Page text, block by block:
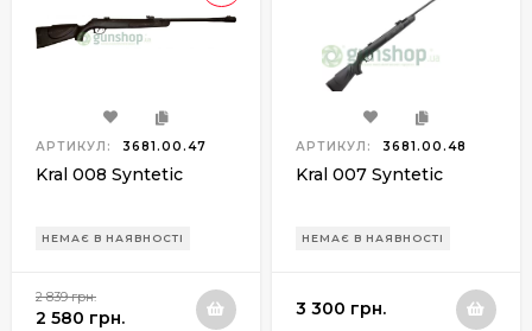
АРТИКУЛ: 3681.00.47
Kral 008 Syntetic
НЕМАЄ В НАЯВНОСТІ
2 839 грн.
2 580 грн.
АРТИКУЛ: 3681.00.48
Kral 007 Syntetic
НЕМАЄ В НАЯВНОСТІ
3 300 грн.